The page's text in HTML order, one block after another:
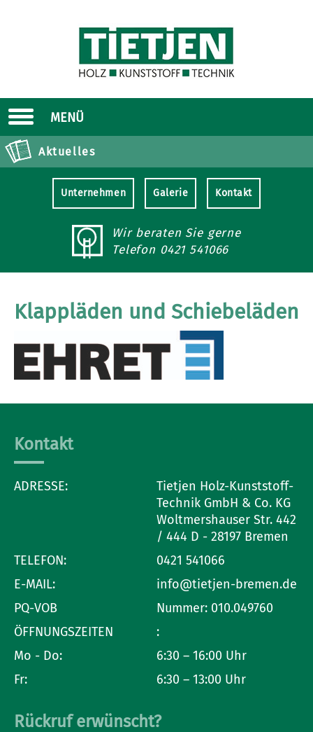
MENÜ
Aktuelles
Unternehmen Galerie Kontakt
Wir beraten Sie gerne
Telefon 0421 541066
Klappläden und Schiebeläden
Kontakt
ADRESSE:
Tietjen Holz-Kunststoff-
Technik GmbH & Co. KG
Woltmershauser Str. 442
/ 444 D - 28197 Bremen
TELEFON:
0421 541066
E-MAIL:
info@tietjen-bremen.de
PQ-VOB
Nummer: 010.049760
ÖFFNUNGSZEITEN
:
Mo - Do:
6:30 – 16:00 Uhr
Fr:
6:30 – 13:00 Uhr
Rückruf erwünscht?